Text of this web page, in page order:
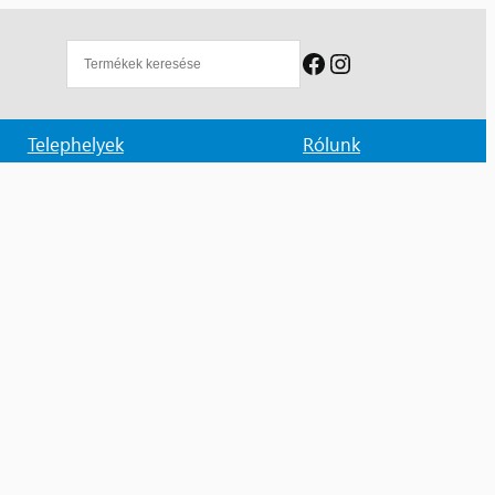
Facebook
Instagram
Telephelyek Rólunk